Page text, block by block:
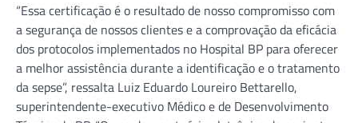
“Essa certificação é o resultado de nosso compromisso com
a segurança de nossos clientes e a comprovação da eficácia
dos protocolos implementados no Hospital BP para oferecer
a melhor assistência durante a identificação e o tratamento
da sepse”, ressalta Luiz Eduardo Loureiro Bettarello,
superintendente-executivo Médico e de Desenvolvimento